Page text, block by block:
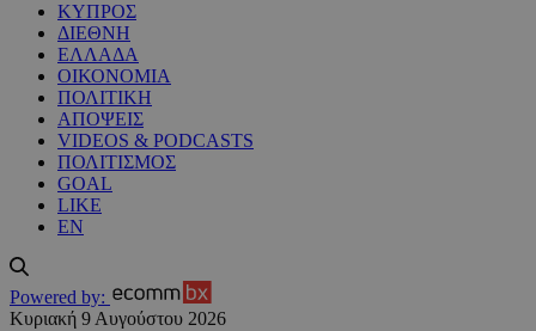
ΚΥΠΡΟΣ
ΔΙΕΘΝΗ
ΕΛΛΑΔΑ
ΟΙΚΟΝΟΜΙΑ
ΠΟΛΙΤΙΚΗ
ΑΠΟΨΕΙΣ
VIDEOS & PODCASTS
ΠΟΛΙΤΙΣΜΟΣ
GOAL
LIKE
EN
Powered by:
Κυριακή 9 Αυγούστου 2026